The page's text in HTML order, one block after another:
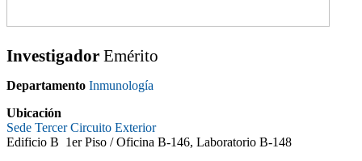
Investigador Emérito
Departamento Inmunología
Ubicación
Sede Tercer Circuito Exterior
Edificio B 1er Piso / Oficina B-146, Laboratorio B-148